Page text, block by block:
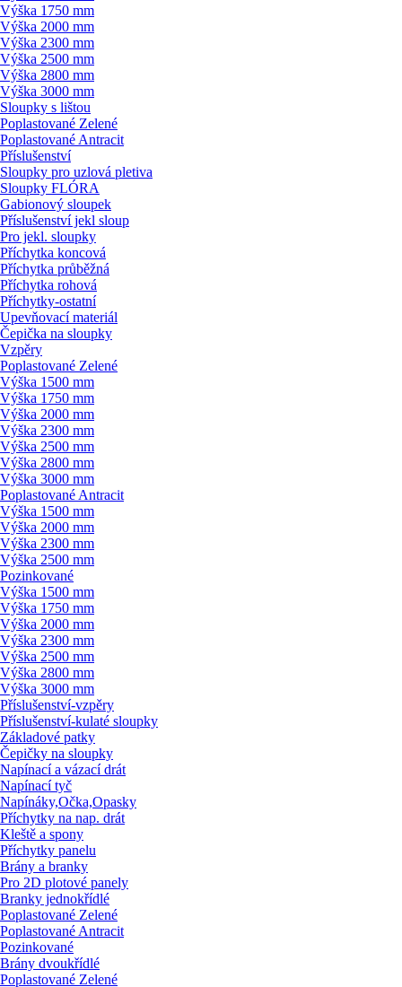
Výška 1750 mm
Výška 2000 mm
Výška 2300 mm
Výška 2500 mm
Výška 2800 mm
Výška 3000 mm
Sloupky s lištou
Poplastované Zelené
Poplastované Antracit
Příslušenství
Sloupky pro uzlová pletiva
Sloupky FLÓRA
Gabionový sloupek
Příslušenství jekl sloup
Pro jekl. sloupky
Příchytka koncová
Příchytka průběžná
Příchytka rohová
Příchytky-ostatní
Upevňovací materiál
Čepička na sloupky
Vzpěry
Poplastované Zelené
Výška 1500 mm
Výška 1750 mm
Výška 2000 mm
Výška 2300 mm
Výška 2500 mm
Výška 2800 mm
Výška 3000 mm
Poplastované Antracit
Výška 1500 mm
Výška 2000 mm
Výška 2300 mm
Výška 2500 mm
Pozinkované
Výška 1500 mm
Výška 1750 mm
Výška 2000 mm
Výška 2300 mm
Výška 2500 mm
Výška 2800 mm
Výška 3000 mm
Příslušenství-vzpěry
Příslušenství-kulaté sloupky
Základové patky
Čepičky na sloupky
Napínací a vázací drát
Napínací tyč
Napínáky,Očka,Opasky
Příchytky na nap. drát
Kleště a spony
Příchytky panelu
Brány a branky
Pro 2D plotové panely
Branky jednokřídlé
Poplastované Zelené
Poplastované Antracit
Pozinkované
Brány dvoukřídlé
Poplastované Zelené